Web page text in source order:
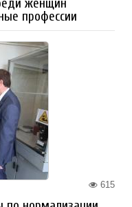
женщин
профессии
615